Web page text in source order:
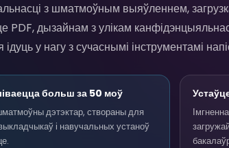
з шматмоўным выяўленнем,
дызайнам з улікам
у нагу з сучаснымі інструментамі
больш за 50 моў
дэтэктар, створаны для
і навучальных устаноў